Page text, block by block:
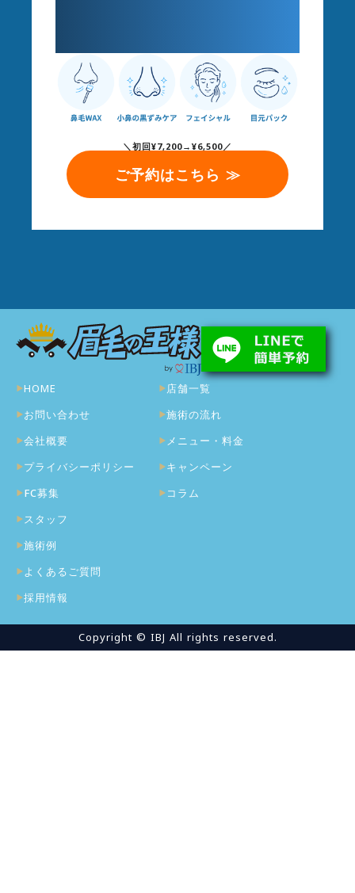
＼初回¥7,200→¥6,500／
ご予約はこちら ≫
HOME
お問い合わせ
会社概要
プライバシーポリシー
FC募集
店舗一覧
施術の流れ
メニュー・料金
キャンペーン
コラム
スタッフ
施術例
よくあるご質問
採用情報
Copyright © IBJ All rights reserved.